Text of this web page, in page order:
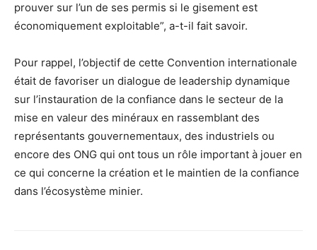
prouver sur l’un de ses permis si le gisement est
économiquement exploitable”, a-t-il fait savoir.
Pour rappel, l’objectif de cette Convention internationale
était de favoriser un dialogue de leadership dynamique
sur l’instauration de la confiance dans le secteur de la
mise en valeur des minéraux en rassemblant des
représentants gouvernementaux, des industriels ou
encore des ONG qui ont tous un rôle important à jouer en
ce qui concerne la création et le maintien de la confiance
dans l’écosystème minier.